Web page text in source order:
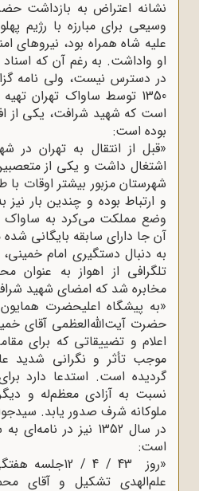
نشانه اعتراض به بازداشت
وسیعی برای مبارزه با رژیم
علیه شاه همراه بود، نیروهای
او واداشت. به‌ رغم آن که اسناد
در دسترس نیست، ولی نامه
1350 توسط ساواک تهران
است که شهید شرافت، یکی از
بوده است:
»قبل از انتقال به تهران در
اشتغال داشت و یکی از
شهرستان مزبور بیشتر اوقات
و ارتباط بوده و چندین‌ بار نیز
وضع مملکت می‌کرد به ساواک
آن جا دارای سابقه بایگانی
تلگرافی از اهواز به عنوان
مخابره شد که امضای شهید
»به پیشگاه اعلیحضرت
حضرت آیت‌الله‌العظمی آقای
اعلام و تضییقاتی که برای
موجب تأثر و نگرانی شدید
گردیده است. استدعا دارد
نسبت به آزادی معظم‌له و
ملوکانه شرف صدور یابد.
در سال 1352 نیز در
است:
»روز 12 / 4 / 43جلسه
علم‌الهدی تشکیل و آقای